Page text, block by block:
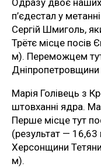
п’єдестал у
Сергій Шмиголь,
Трётє місце посів
м). Переможцем
Марія Голівець з
штовханні ядра.
Перше місце тут
(результат — 16,63
Херсонщини
м).